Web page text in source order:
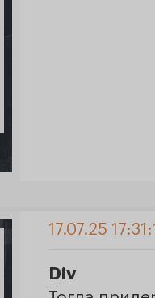
17.07.25
Div